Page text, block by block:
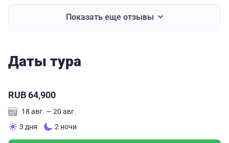
Показать еще отзывы
Даты тура
RUB 64,900
18 авг. — 20 авг.
3 дня
2 ночи